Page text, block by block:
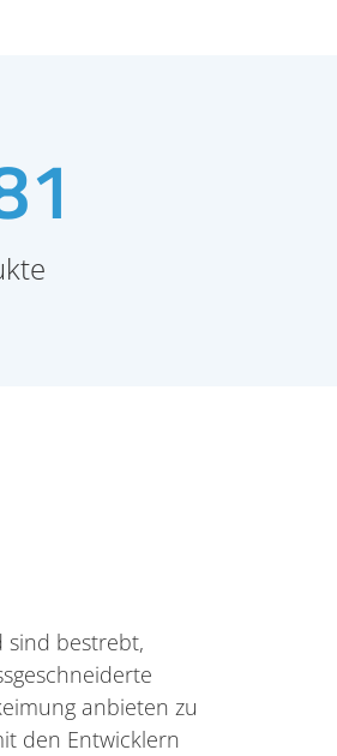
sind bestrebt,
anbieten zu
den Entwicklern